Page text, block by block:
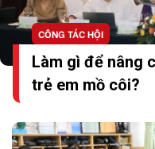
CÔNG TÁC HỘI
Làm gì để nâng
trẻ em mồ côi?